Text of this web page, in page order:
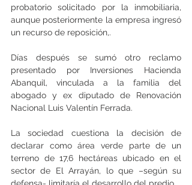
probatorio solicitado por la inmobiliaria,
aunque posteriormente la empresa ingresó
un recurso de reposición,.
Días después se sumó otro reclamo
presentado por Inversiones Hacienda
Abanquil, vinculada a la familia del
abogado y ex diputado de Renovación
Nacional Luis Valentín Ferrada.
La sociedad cuestiona la decisión de
declarar como área verde parte de un
terreno de 17,6 hectáreas ubicado en el
sector de El Arrayán, lo que –según su